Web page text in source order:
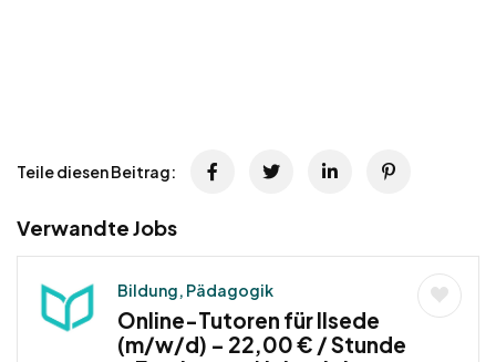
Teile diesen Beitrag:
Verwandte Jobs
Bildung, Pädagogik
Online-Tutoren für Ilsede
(m/w/d) – 22,00 € / Stunde